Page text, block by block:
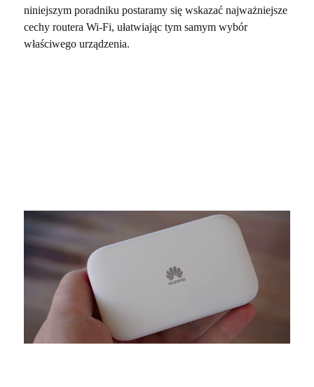
niniejszym poradniku postaramy się wskazać najważniejsze
cechy routera Wi-Fi, ułatwiając tym samym wybór
właściwego urządzenia.